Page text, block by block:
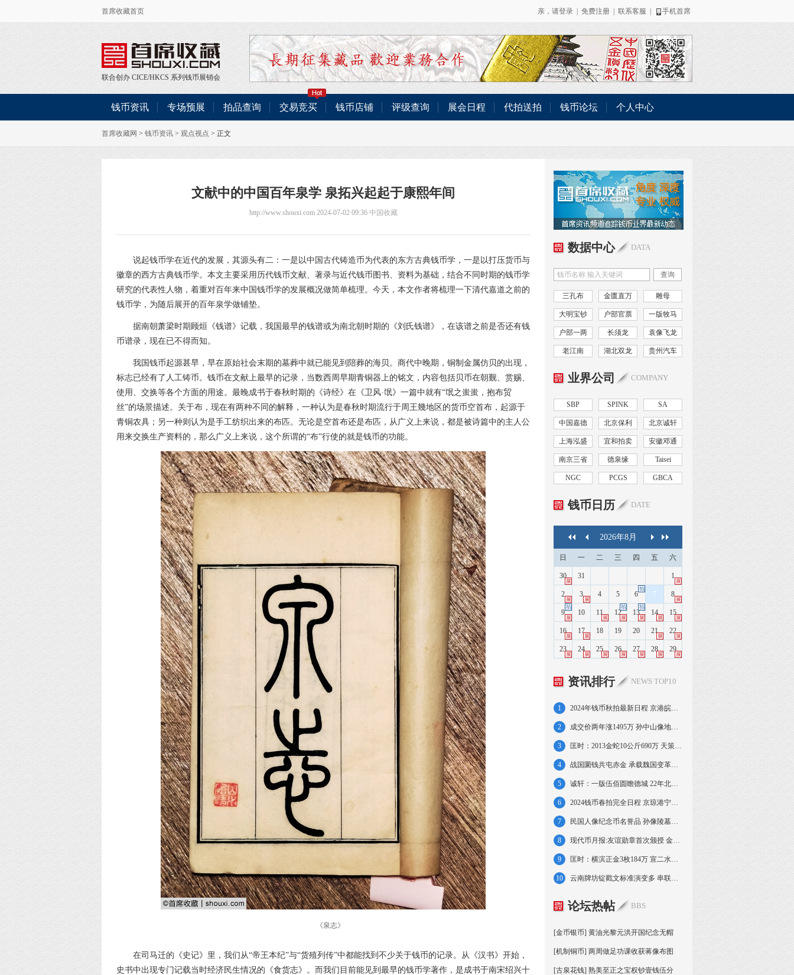
首席收藏首页 亲，请登录 免费注册 联系客服 手机首席
联合创办 CICE/HKCS 系列钱币展销会
钱币资讯 专场预展 拍品查询 交易竞买 钱币店铺 评级查询 展会日程 代拍送拍 钱币论坛 个人中心
首席收藏网 > 钱币资讯 > 观点视点 > 正文
文献中的中国百年泉学 泉拓兴起起于康熙年间
http://www.shouxi.com 2024-07-02 09:36 中国收藏
说起钱币学在近代的发展，其源头有二：一是以中国古代铸造币为代表的东方古典钱币学，一是以打压货币与
徽章的西方古典钱币学。本文主要采用历代钱币文献、著录与近代钱币图书、资料为基础，结合不同时期的钱币学
研究的代表性人物，着重对百年来中国钱币学的发展概况做简单梳理。今天，本文作者将梳理一下清代嘉道之前的
钱币学，为随后展开的百年泉学做铺垫。
据南朝萧梁时期顾烜《钱谱》记载，我国最早的钱谱或为南北朝时期的《刘氏钱谱》，在该谱之前是否还有钱
币谱录，现在已不得而知。
我国钱币起源甚早，早在原始社会末期的墓葬中就已能见到陪葬的海贝。商代中晚期，铜制金属仿贝的出现，
标志已经有了人工铸币。钱币在文献上最早的记录，当数西周早期青铜器上的铭文，内容包括贝币在朝觐、赏赐、
使用、交换等各个方面的用途。最晚成书于春秋时期的《诗经》在《卫风·氓》一篇中就有“氓之蚩蚩，抱布贸
丝”的场景描述。关于布，现在有两种不同的解释，一种认为是春秋时期流行于周王幾地区的货币空首布，起源于
青铜农具；另一种则认为是手工纺织出来的布匹。无论是空首布还是布匹，从广义上来说，都是被诗篇中的主人公
用来交换生产资料的，那么广义上来说，这个所谓的“布”行使的就是钱币的功能。
《泉志》
在司马迁的《史记》里，我们从“帝王本纪”与“货殖列传”中都能找到不少关于钱币的记录。从《汉书》开始，
史书中出现专门记载当时经济民生情况的《食货志》。而我们目前能见到最早的钱币学著作，是成书于南宋绍兴十
数据中心 DATA
查询
三孔布 金匮直万 雕母
大明宝钞 户部官票 一版牧马
户部一两 长须龙 袁像飞龙
老江南 湖北双龙 贵州汽车
业界公司 COMPANY
SBP SPINK SA
中国嘉德 北京保利 北京诚轩
上海泓盛 宜和拍卖 安徽邓通
南京三省 德泉缘 Taisei
NGC PCGS GBCA
钱币日历 DATE
2026年8月
日 一 二 三 四 五 六
30
展
31 1
展
2
展
3
展
4 5 6
拍
7 8
展
9
拍
展
10 11
展
12
拍
展
13
拍
展
14
展
15
展
16
展
17
展
18 19 20 21
展
22
展
23
展
24
展
25
展
26
展
27
展
28
展
29
展
资讯排行 NEWS TOP10
1 2024年钱币秋拍最新日程 京港皖苏沪粤连台
2 成交价两年涨1495万 孙中山像地球壹圆赏析
3 匡时：2013金蛇10公斤690万 天策府宝42万
4 战国圜钱共屯赤金 承载魏国变革钱文信息罕见
5 诚轩：一版伍佰圆瞻德城 22年北洋机器局壹圆
6 2024钱币春拍完全日程 京琼港宁皖好戏连台
7 民国人像纪念币名誉品 孙像陵墓壹圆银币赏析
8 现代币月报:友谊勋章首次颁授 金价跌幅明显
9 匡时：横滨正金3枚184万 宣二水龙伍角82万
10 云南牌坊锭戳文标准演变多 串联周边多国贸易
论坛热帖 BBS
[金币银币] 黄油光黎元洪开国纪念无帽
[机制铜币] 两周做足功课收获蒋像布图
[古泉花钱] 熟美至正之宝权钞壹钱伍分